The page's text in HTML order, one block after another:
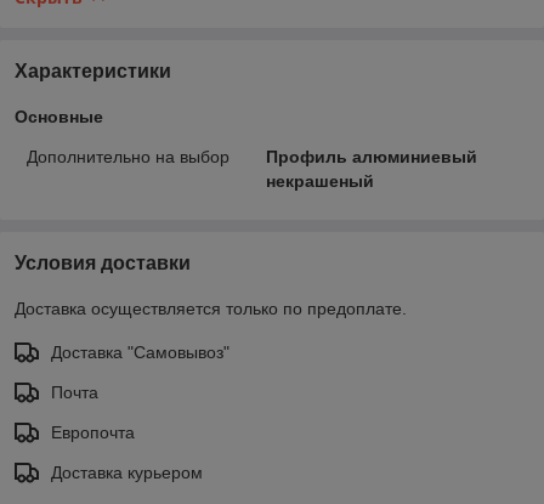
Характеристики
Основные
Дополнительно на выбор
Профиль алюминиевый
некрашеный
Условия доставки
Доставка осуществляется только по предоплате.
Доставка "Самовывоз"
Почта
Европочта
Доставка курьером